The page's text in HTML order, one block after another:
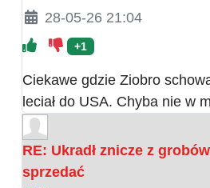
28-05-26 21:04
+1
Ciekawe gdzie Ziobro
leciał do USA. Chyba nie w
RE: Ukradł znicze z
sprzedać